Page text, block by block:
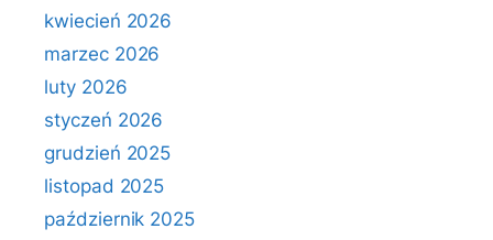
kwiecień 2026
marzec 2026
luty 2026
styczeń 2026
grudzień 2025
listopad 2025
październik 2025